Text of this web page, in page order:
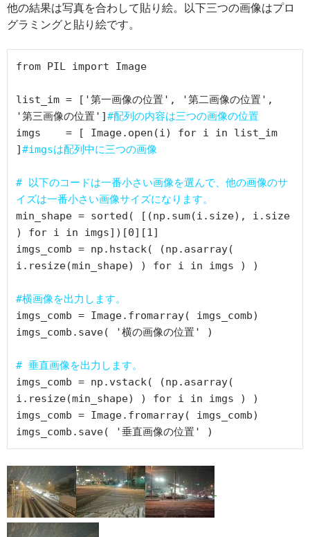
他の結果は写真を合わして貼り絵。以下三つの画像はプロ
グラミングと貼り絵です。
from PIL import Image
list_im = ['第一画像の位置', '第二画像の位置',
'第三画像の位置']#配列の内容は三つの画像の位置
imgs    = [ Image.open(i) for i in list_im
]#imgsは配列中に三つの画像
# 以下のコードは一番小さい画像を選んで、他の画像のサ
イズは一番小さい画像サイズになります。
min_shape = sorted( [(np.sum(i.size), i.size
) for i in imgs])[0][1]
imgs_comb = np.hstack( (np.asarray(
i.resize(min_shape) ) for i in imgs ) )
#横画像を出力します。
imgs_comb = Image.fromarray( imgs_comb)
imgs_comb.save( '横の画像の位置' )
# 垂直画像を出力します。
imgs_comb = np.vstack( (np.asarray(
i.resize(min_shape) ) for i in imgs ) )
imgs_comb = Image.fromarray( imgs_comb)
imgs_comb.save( '垂直画像の位置' )